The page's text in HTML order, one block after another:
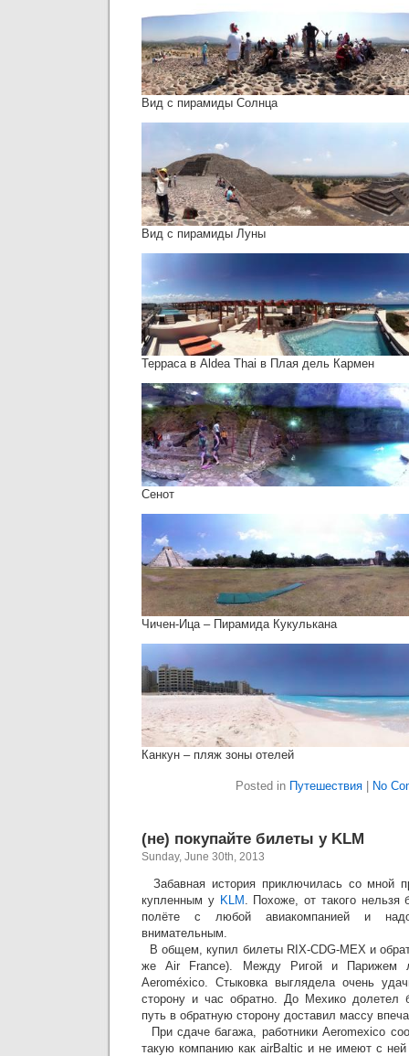
Вид с пирамиды Солнца
Вид с пирамиды Луны
Терраса в Aldea Thai в Плая дель Кармен
Сенот
Чичен-Ица – Пирамида Кукулькана
Канкун – пляж зоны отелей
Posted in Путешествия | No
(не) покупайте билеты у KLM
Sunday, June 30th, 2013
Забавная история приключилась со мной
купленным у KLM . Похоже, от такого нельзя
полёте с любой авиакомпанией и
внимательным.
В общем, купил билеты RIX-CDG-MEX и
же Air France). Между Ригой и Парижем
Aeroméxico. Стыковка выглядела очень
сторону и час обратно. До Мехико долетел
путь в обратную сторону доставил массу
При сдаче багажа, работники Aeromexico
такую компанию как airBaltic и не имеют с